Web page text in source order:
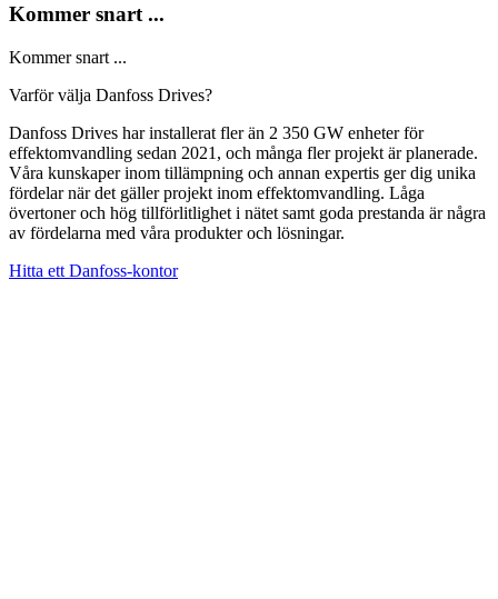
Kommer snart ...
Kommer snart ...
Varför välja Danfoss Drives?
Danfoss Drives har installerat fler än 2 350 GW enheter för
effektomvandling sedan 2021, och många fler projekt är planerade.
Våra kunskaper inom tillämpning och annan expertis ger dig unika
fördelar när det gäller projekt inom effektomvandling. Låga
övertoner och hög tillförlitlighet i nätet samt goda prestanda är några
av fördelarna med våra produkter och lösningar.
Hitta ett Danfoss-kontor